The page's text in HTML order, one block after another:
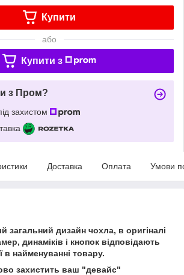
Купити
або
Купити з
з Пром?
захистом
Доставка Оплата Умови
загальний дизайн чохла, в оригіналі
динаміків і кнопок відповідають
в найменуванні товару.
захистить ваш "девайс"